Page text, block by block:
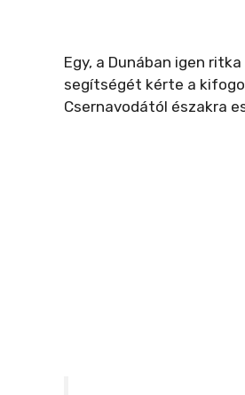
Egy, a Dunában igen
segítségét kérte a
Csernavodától északra